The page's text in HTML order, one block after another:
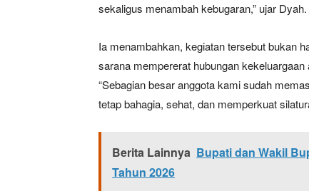
sekaligus menambah kebugaran,” ujar Dyah.
Ia menambahkan, kegiatan tersebut bukan
sarana mempererat hubungan kekeluargaan
“Sebagian besar anggota kami sudah
tetap bahagia, sehat, dan memperkuat
Berita Lainnya Bupati dan Wakil
Tahun 2026